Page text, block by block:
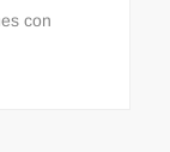
con